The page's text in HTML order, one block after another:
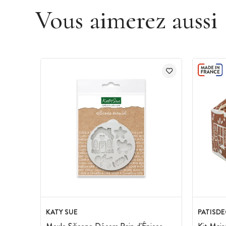
Vous aimerez aussi
KATY SUE